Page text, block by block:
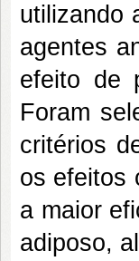
utilizando
agentes
efeito de
Foram
critérios
os efeitos
a maior
adiposo,